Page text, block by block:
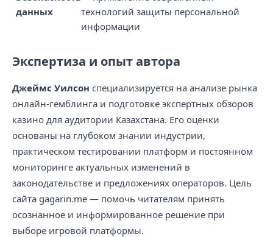
данных
технологий защиты персональной
информации
Экспертиза и опыт автора
Джеймс Уилсон специализируется на анализе рынка
онлайн-гемблинга и подготовке экспертных обзоров
казино для аудитории Казахстана. Его оценки
основаны на глубоком знании индустрии,
практическом тестировании платформ и постоянном
мониторинге актуальных изменений в
законодательстве и предложениях операторов. Цель
сайта gagarin.me — помочь читателям принять
осознанное и информированное решение при
выборе игровой платформы.